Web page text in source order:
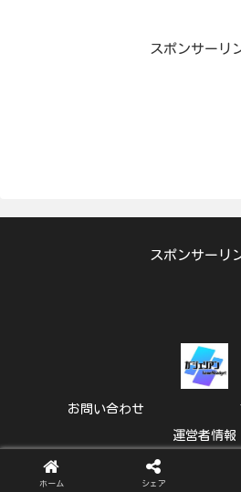
スポンサーリ
スポンサーリ
お問い合わせ
運営者情報
© 2024 ガジェリ
ホーム シェア